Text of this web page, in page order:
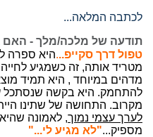
לכתבה המלאה...
תודעה של מלכה/מלך - האם
טפול דרך סקייפ...היא ספרה
מטריד אותה, זה כשמגיע
מדהים במיוחד , היא תמיד
להתחמק. היא בקשה שנסתכל
מקרוב. התחושה של שתינו
לערך עצמי נמוך, לאמונה
מספיק..."לא מגיע לי..."